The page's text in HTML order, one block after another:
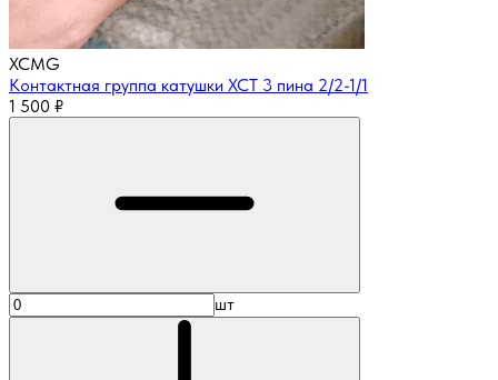
XCMG
Контактная группа катушки XCT 3 пина 2/2-1/1
1 500 ₽
шт